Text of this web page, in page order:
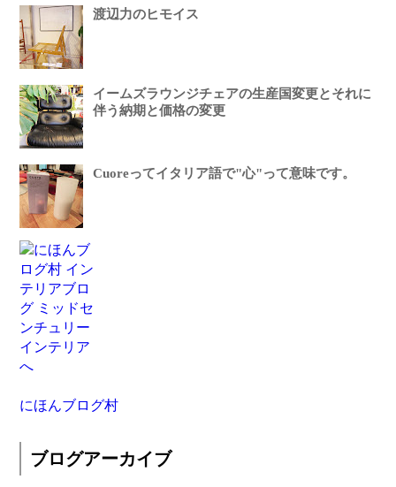
渡辺力のヒモイス
イームズラウンジチェアの生産国変更とそれに
伴う納期と価格の変更
Cuoreってイタリア語で"心"って意味です。
にほんブログ村
ブログアーカイブ